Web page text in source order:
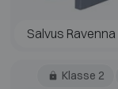
Salvus Ravenna
Klasse 2